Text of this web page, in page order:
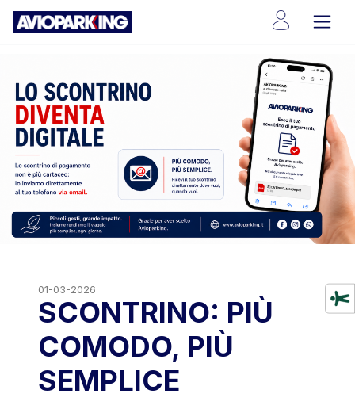
01-03-2026
SCONTRINO: PIÙ
COMODO, PIÙ
SEMPLICE